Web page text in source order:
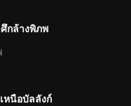
กล้างพิภพ
หนือบัลลังก์